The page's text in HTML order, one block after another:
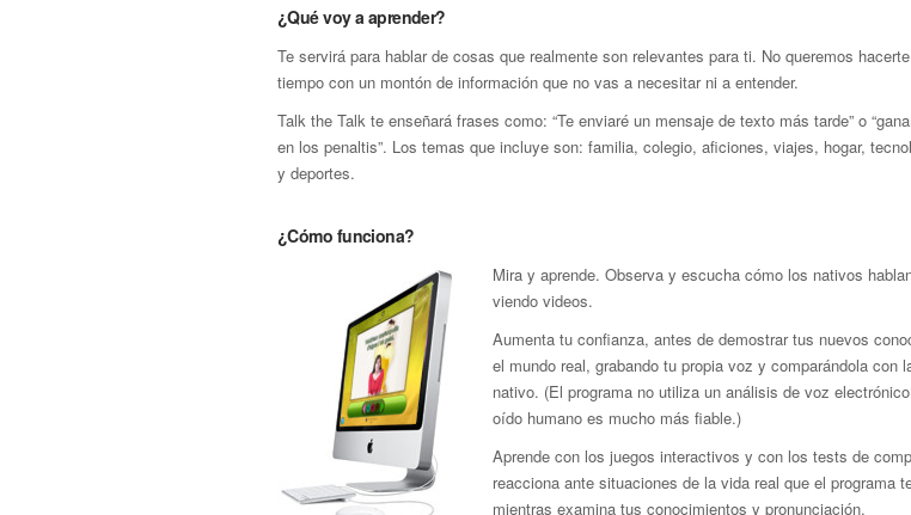
¿Qué voy a aprender?
Te servirá para hablar de cosas que realmente son relevantes para ti. No queremos
tiempo con un montón de información que no vas a necesitar ni a entender.
Talk the Talk te enseñará frases como: “Te enviaré un mensaje de texto más tarde” o
en los penaltis”. Los temas que incluye son: familia, colegio, aficiones, viajes, hogar,
y deportes.
¿Cómo funciona?
Mira y aprende. Observa y escucha cómo los nativos
viendo videos.
Aumenta tu confianza, antes de demostrar tus nuevos
el mundo real, grabando tu propia voz y comparándola con
nativo. (El programa no utiliza un análisis de voz
oído humano es mucho más fiable.)
Aprende con los juegos interactivos y con los tests de
reacciona ante situaciones de la vida real que el programa
mientras examina tus conocimientos y pronunciación.